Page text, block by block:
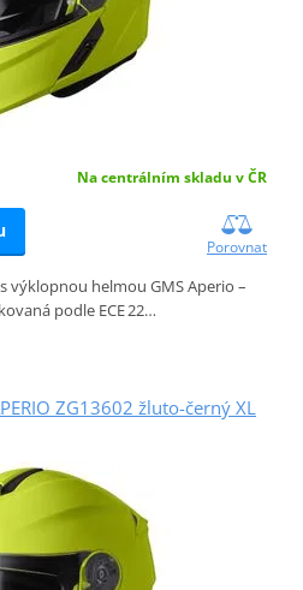
Na centrálním skladu v ČR
Porovnat
výklopnou helmou GMS Aperio –
podle ECE 22…
ZG13602 žluto-černý XL